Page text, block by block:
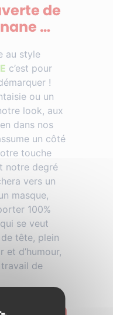
de
…
au style
c’est pour
!
ou un
look, aux
dans nos
un côté
touche
notre degré
vers un
masque,
100%
se veut
tête, plein
et d’humour,
de
un